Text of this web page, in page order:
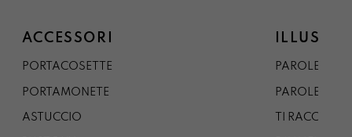
ACCESSORI
PORTACOSETTE
PORTAMONETE
ASTUCCIO
PAROLE DAL
PAROLE DA
TI